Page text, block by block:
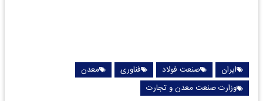
ایران صنعت فولاد فناوری
معدن
وزارت صنعت معدن و تجارت